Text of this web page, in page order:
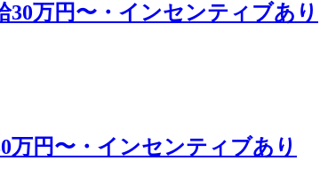
30万円〜・インセンティブあり
万円〜・インセンティブあり